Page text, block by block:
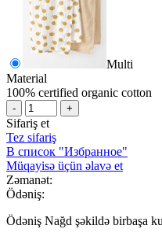
Multi
Material
100% certified organic cotton
- +
Sifariş et
Tez sifariş
В список "Избранное"
Müqayisə üçün əlavə et
Zəmanət:
Ödəniş:
Ödəniş Nağd şəkildə birbaşa